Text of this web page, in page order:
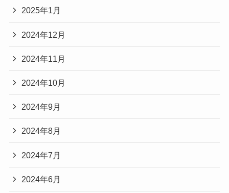
2025年1月
2024年12月
2024年11月
2024年10月
2024年9月
2024年8月
2024年7月
2024年6月